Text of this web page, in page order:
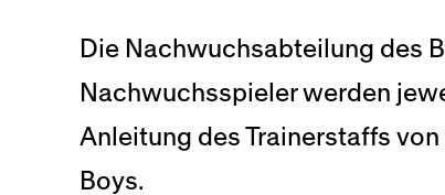
Die Nachwuchsabteilung des
Nachwuchsspieler werden
Anleitung des Trainerstaffs
Boys.